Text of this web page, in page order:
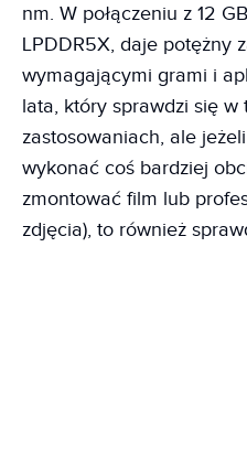
nm. W połączeniu z 12
LPDDR5X, daje potężny
wymagającymi grami i
lata, który sprawdzi się w
zastosowaniach, ale
wykonać coś bardziej
zmontować film lub
zdjęcia), to również